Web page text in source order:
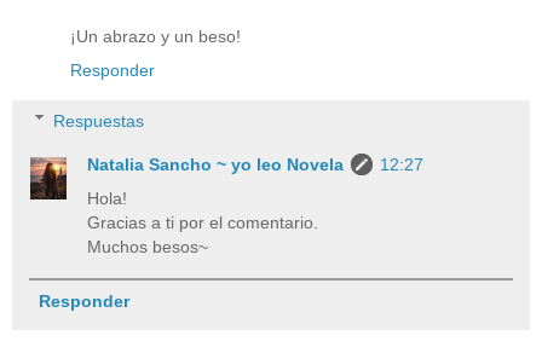
¡Un abrazo y un beso!
Responder
Respuestas
Natalia Sancho ~ yo leo Novela
12:27
Hola!
Gracias a ti por el comentario.
Muchos besos~
Responder